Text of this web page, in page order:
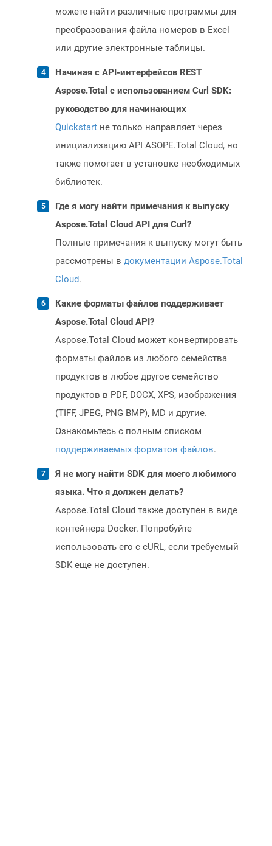
можете найти различные программы для
преобразования файла номеров в Excel
или другие электронные таблицы.
Начиная с API-интерфейсов REST
Aspose.Total с использованием Curl SDK:
руководство для начинающих
Quickstart не только направляет через
инициализацию API ASOPE.Total Cloud, но
также помогает в установке необходимых
библиотек.
Где я могу найти примечания к выпуску
Aspose.Total Cloud API для Curl?
Полные примечания к выпуску могут быть
рассмотрены в документации Aspose.Total
Cloud.
Какие форматы файлов поддерживает
Aspose.Total Cloud API?
Aspose.Total Cloud может конвертировать
форматы файлов из любого семейства
продуктов в любое другое семейство
продуктов в PDF, DOCX, XPS, изображения
(TIFF, JPEG, PNG BMP), MD и другие.
Ознакомьтесь с полным списком
поддерживаемых форматов файлов.
Я не могу найти SDK для моего любимого
языка. Что я должен делать?
Aspose.Total Cloud также доступен в виде
контейнера Docker. Попробуйте
использовать его с cURL, если требуемый
SDK еще не доступен.